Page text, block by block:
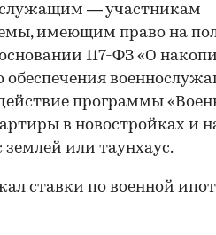
— участникам
имеющим право на
117-ФЗ «О
программы
в новостройках и
или таунхаус.
ставки по военной